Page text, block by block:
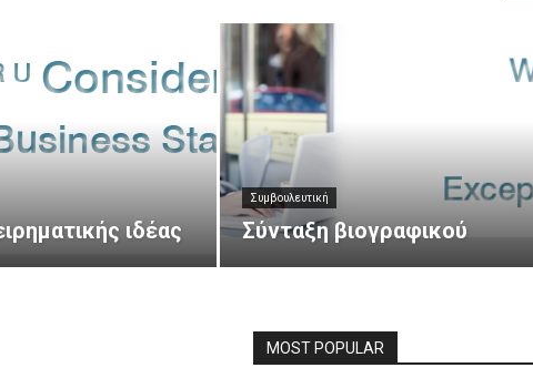
ιδέας
Συμβουλευτική
Σύνταξη βιογραφικού
MOST POPULAR